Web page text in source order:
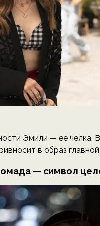
Эмили — ее челка.
в образ
— символ